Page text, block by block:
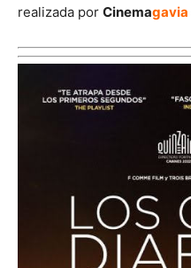
realizada por Cinemagavia